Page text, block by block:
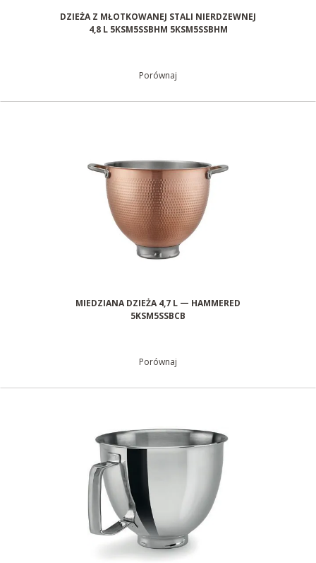
DZIEŻA Z MŁOTKOWANEJ STALI NIERDZEWNEJ
4,8 L 5KSM5SSBHM 5KSM5SSBHM
Porównaj
MIEDZIANA DZIEŻA 4,7 L — HAMMERED
5KSM5SSBCB
Porównaj